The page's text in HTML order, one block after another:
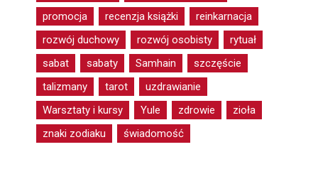
promocja
recenzja książki
reinkarnacja
rozwój duchowy
rozwój osobisty
rytuał
sabat
sabaty Samhain
szczęście
talizmany
tarot
uzdrawianie
Warsztaty i kursy
Yule zdrowie
zioła
znaki zodiaku
świadomość